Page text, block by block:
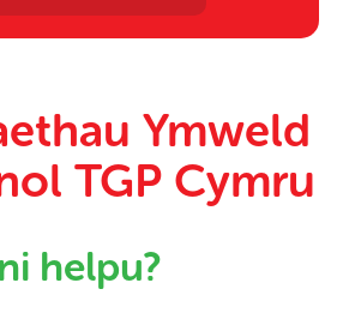
Ymweld
TGP Cymru
helpu?